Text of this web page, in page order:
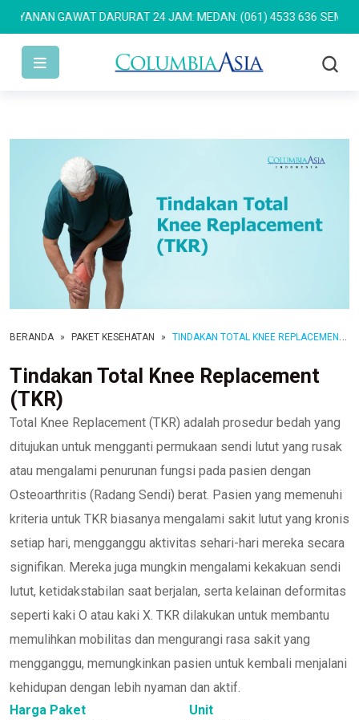
GAWAT DARURAT 24 JAM: MEDAN: (061) 4533 636
BERANDA » PAKET KESEHATAN » TINDAKAN TOTAL KNEE REPLACEMENT (TKR)
Tindakan Total Knee Replacement
(TKR)
Total Knee Replacement (TKR) adalah prosedur bedah yang
ditujukan untuk mengganti permukaan sendi lutut yang rusak
atau mengalami penurunan fungsi pada pasien dengan
Osteoarthritis (Radang Sendi) berat. Pasien yang memenuhi
kriteria untuk TKR biasanya mengalami sakit lutut yang kronis
setiap hari, mengganggu aktivitas sehari-hari mereka secara
signifikan. Mereka juga mungkin mengalami kekakuan sendi
lutut, ketidakstabilan saat berjalan, serta kelainan deformitas
seperti kaki O atau kaki X. TKR dilakukan untuk membantu
memulihkan mobilitas dan mengurangi rasa sakit yang
mengganggu, memungkinkan pasien untuk kembali menjalani
kehidupan dengan lebih nyaman dan aktif.
Harga Paket
Unit